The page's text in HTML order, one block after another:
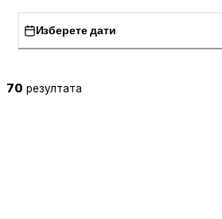
Изберете дати
70 резултата